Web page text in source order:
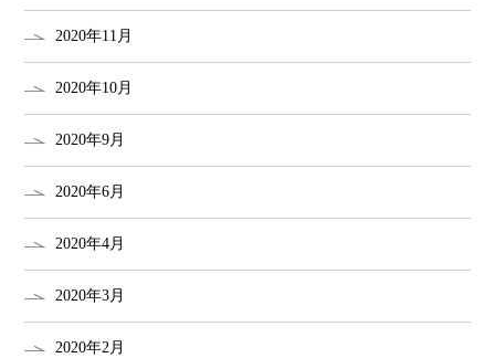
2020年11月
2020年10月
2020年9月
2020年6月
2020年4月
2020年3月
2020年2月